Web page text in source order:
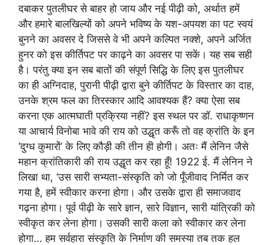
दबाकर पुतलीघर से बाहर हो जाय और नई पीढ़ी को, अर्थात हमें
और हमारे बालखिल्यों को अपने भविष्य के यश-अपयश का पट स्वयं
बुनने का अवसर दे जिससे वे भी अपने कल्पित नक्शे, अपने अर्जित
हुनर को इस कीर्तिपट पर काढ़ने का अवसर पा सकें। यह सब सही
है। परंतु क्या इन सब बातों की संपूर्ण सिद्धि के लिए इस पुतलीघर
का ही अग्निदाह, पुरानी पीढ़ी द्वारा बुने कीर्तिपट के विस्तार का दाह,
उनके श्रम फल का तिरस्कार आदि आवश्यक हैं? क्या ऐसा सब
करना एक आत्मघाती प्रक्रिया नहीं? इस स्थल पर डॉ. राधाकृष्णन
या आचार्य विनोबा भावे की राय को उद्धृत करूँ तो वह क्रांति के इन
‘दुग्ध कुमारों’ के लिए कौड़ी की तीन ही होगी। अतः मैं लेनिन जैसे
महान क्रांतिकारी की राय उद्धृत कर रहा हूँ! 1922 ई. मैं लेनिन ने
लिखा था, ‘उस सारी सभ्यता-संस्कृति को जो पूँजीवाद निर्मित कर
गया है, हमें स्वीकार करना होगा। और उसके द्वारा ही समाजवाद
गढ़ना होगा। पूर्व पीढ़ी के सारे ज्ञान, सारे विज्ञान, सारी यांत्रिकी को
स्वीकृत कर लेना होगा। उसकी सारी कला को स्वीकार कर लेना
होगा… हम सर्वहारा संस्कृति के निर्माण की समस्या तब तक हल